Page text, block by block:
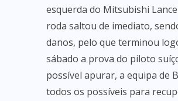
esquerda do Mitsubishi
roda saltou de imediato,
danos, pelo que terminou
sábado a prova do piloto
possível apurar, a equipa de
todos os possíveis para